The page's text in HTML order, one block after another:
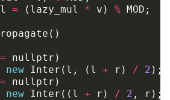
= ( lazy_mul * v ) % MOD ;
()
nullptr )
new Inter ( l , ( l + r ) / 2 );
nullptr )
new Inter (( l + r ) / 2 , r );